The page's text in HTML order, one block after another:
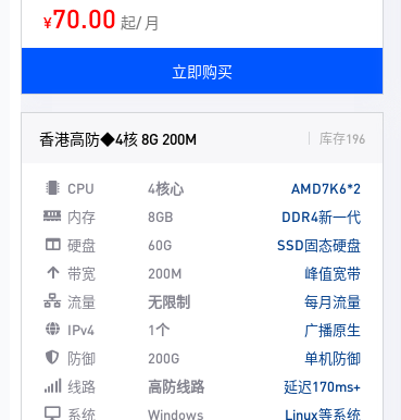
¥70.00 起/ 月
立即购买
香港高防◆4核 8G 200M 库存196
CPU 4核心
AMD7K6*2
内存
8GB
DDR4新一代
硬盘
60G
SSD固态硬盘
带宽
200M
峰值宽带
流量
无限制
每月流量
IPv4
1个
广播原生
防御
200G
单机防御
线路
高防线路
延迟170ms+
系统
Windows Linux等系统